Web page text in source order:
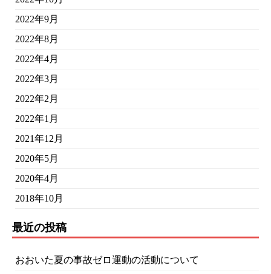
2022年9月
2022年8月
2022年4月
2022年3月
2022年2月
2022年1月
2021年12月
2020年5月
2020年4月
2018年10月
最近の投稿
おおいた夏の事故ゼロ運動の活動について